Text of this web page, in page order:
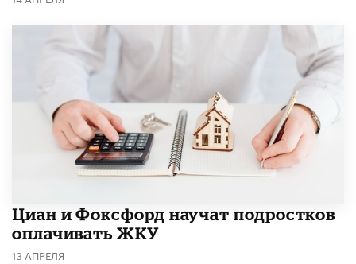
Циан и Фоксфорд научат подростков
оплачивать ЖКУ
13 АПРЕЛЯ